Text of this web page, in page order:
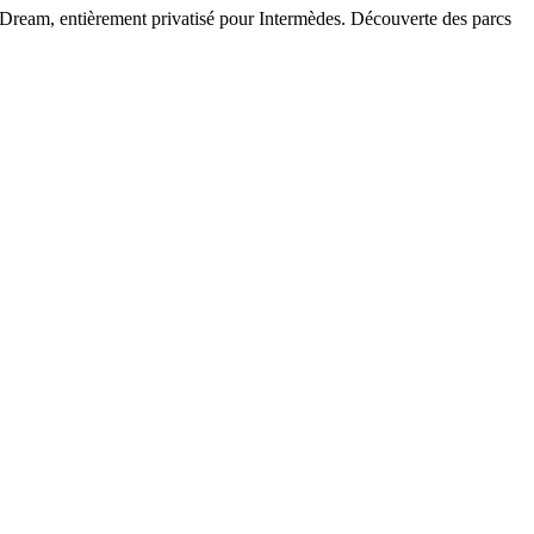
entièrement privatisé pour Intermèdes. Découverte des parcs